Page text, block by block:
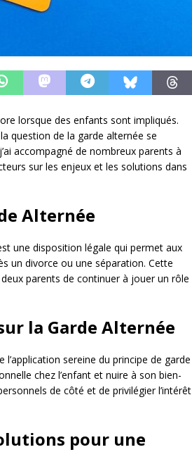
lorsque des enfants sont impliqués.
question de la garde alternée se
accompagné de nombreux parents à
sur les enjeux et les solutions dans
Alternée
une disposition légale qui permet aux
un divorce ou une séparation. Cette
parents de continuer à jouer un rôle
la Garde Alternée
sereine du principe de garde
chez l’enfant et nuire à son bien-
de côté et de privilégier l’intérêt
pour une